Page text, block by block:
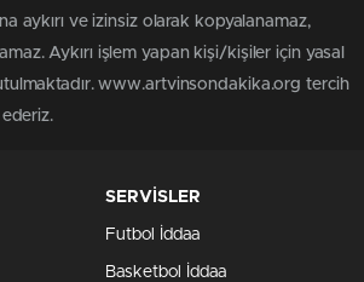
aykırı ve izinsiz olarak kopyalanamaz,
Aykırı işlem yapan kişi/kişiler için yasal
www.artvinsondakika.org tercih
SERVİSLER
Futbol İddaa
Basketbol İddaa